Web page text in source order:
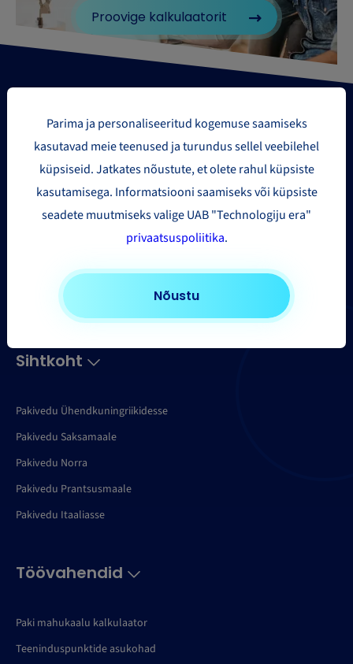
Proovige kalkulaatorit
Paki saatmise piirkonnad
Aasia ja Kaug-Ida
Muudesse riikidesse
Sihtkoht
Pakivedu Ühendkuningriikidesse
Pakivedu Saksamaale
Pakivedu Norra
Pakivedu Prantsusmaale
Pakivedu Itaaliasse
Töövahendid
Paki mahukaalu kalkulaator
Teeninduspunktide asukohad
Parima ja personaliseeritud kogemuse saamiseks
kasutavad meie teenused ja turundus sellel veebilehel
küpsiseid. Jatkates nõustute, et olete rahul küpsiste
kasutamisega. Informatsiooni saamiseks või küpsiste
seadete muutmiseks valige UAB "Technologiju era"
privaatsuspoliitika.
Nõustu